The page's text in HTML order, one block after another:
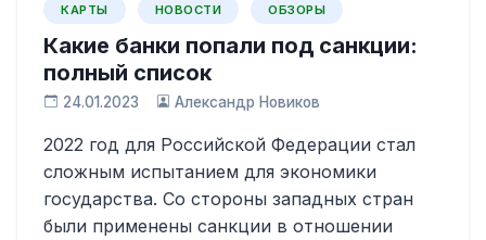
КАРТЫ НОВОСТИ ОБЗОРЫ
Какие банки попали под санкции:
полный список
24.01.2023 Александр Новиков
2022 год для Российской Федерации стал
сложным испытанием для экономики
государства. Со стороны западных стран
были применены санкции в отношении